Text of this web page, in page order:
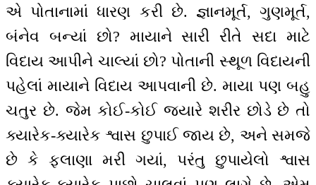
એ પોતાનામાં ધારણ કરી છે. જ્ઞાનમૂર્ત, ગુણમૂર્ત,
બંનેવ બન્યાં છો? માયાને સારી રીતે સદા માટે
વિદાય આપીને ચાલ્યાં છો? પોતાની સ્થૂળ વિદાયની
પહેલાં માયાને વિદાય આપવાની છે. માયા પણ બહુ
ચતુર છે. જેમ કોઈ-કોઈ જ્યારે શરીર છોડે છે તો
ક્યારેક-ક્યારેક શ્વાસ છુપાઈ જાય છે, અને સમજે
છે કે ફલાણા મરી ગયાં, પરંતુ છુપાયેલો શ્વાસ